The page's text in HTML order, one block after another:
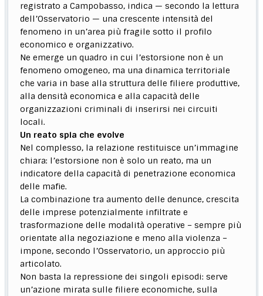
registrato a Campobasso, indica — secondo la lettura
dell’Osservatorio — una crescente intensità del
fenomeno in un’area più fragile sotto il profilo
economico e organizzativo.
Ne emerge un quadro in cui l’estorsione non è un
fenomeno omogeneo, ma una dinamica territoriale
che varia in base alla struttura delle filiere produttive,
alla densità economica e alla capacità delle
organizzazioni criminali di inserirsi nei circuiti
locali.
Un reato spia che evolve
Nel complesso, la relazione restituisce un’immagine
chiara: l’estorsione non è solo un reato, ma un
indicatore della capacità di penetrazione economica
delle mafie.
La combinazione tra aumento delle denunce, crescita
delle imprese potenzialmente infiltrate e
trasformazione delle modalità operative – sempre più
orientate alla negoziazione e meno alla violenza –
impone, secondo l’Osservatorio, un approccio più
articolato.
Non basta la repressione dei singoli episodi: serve
un’azione mirata sulle filiere economiche, sulla